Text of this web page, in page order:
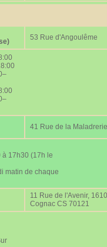
53 Rue d'Angoulême
41 Rue de la Maladrerie
17h30 (17h le
matin de chaque
11 Rue de l'Avenir,
Cognac CS 70121